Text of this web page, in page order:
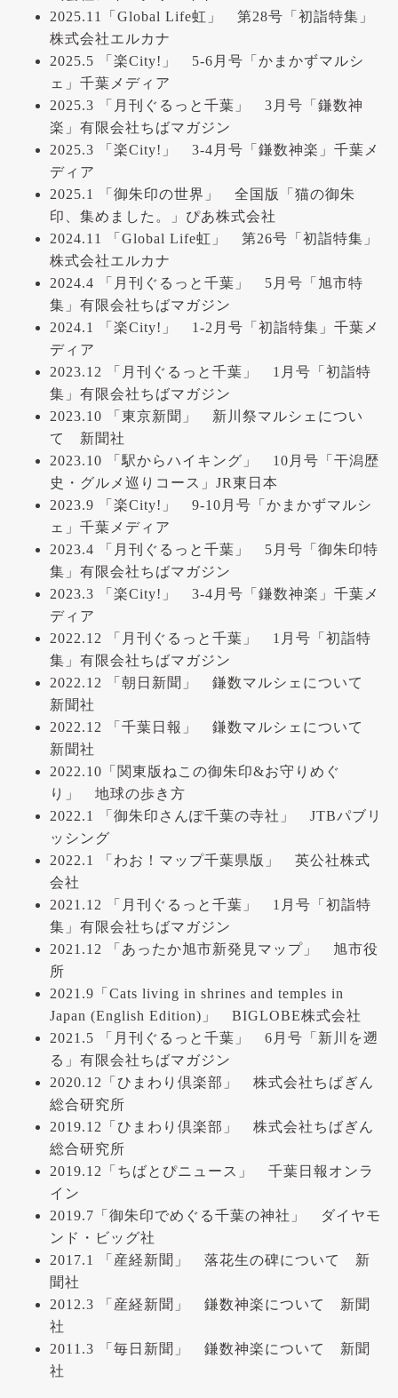
2025.11「Global Life虹」 第28号「初詣特集」
株式会社エルカナ
2025.5 「楽City!」 5-6月号「かまかずマルシ
ェ」千葉メディア
2025.3 「月刊ぐるっと千葉」 3月号「鎌数神
楽」有限会社ちばマガジン
2025.3 「楽City!」 3-4月号「鎌数神楽」千葉メ
ディア
2025.1 「御朱印の世界」 全国版「猫の御朱
印、集めました。」ぴあ株式会社
2024.11 「Global Life虹」 第26号「初詣特集」
株式会社エルカナ
2024.4 「月刊ぐるっと千葉」 5月号「旭市特
集」有限会社ちばマガジン
2024.1 「楽City!」 1-2月号「初詣特集」千葉メ
ディア
2023.12 「月刊ぐるっと千葉」 1月号「初詣特
集」有限会社ちばマガジン
2023.10 「東京新聞」 新川祭マルシェについ
て 新聞社
2023.10 「駅からハイキング」 10月号「干潟歴
史・グルメ巡りコース」JR東日本
2023.9 「楽City!」 9-10月号「かまかずマルシ
ェ」千葉メディア
2023.4 「月刊ぐるっと千葉」 5月号「御朱印特
集」有限会社ちばマガジン
2023.3 「楽City!」 3-4月号「鎌数神楽」千葉メ
ディア
2022.12 「月刊ぐるっと千葉」 1月号「初詣特
集」有限会社ちばマガジン
2022.12 「朝日新聞」 鎌数マルシェについて
新聞社
2022.12 「千葉日報」 鎌数マルシェについて
新聞社
2022.10「関東版ねこの御朱印&お守りめぐ
り」 地球の歩き方
2022.1 「御朱印さんぽ千葉の寺社」 JTBパブリ
ッシング
2022.1 「わお！マップ千葉県版」 英公社株式
会社
2021.12 「月刊ぐるっと千葉」 1月号「初詣特
集」有限会社ちばマガジン
2021.12 「あったか旭市新発見マップ」 旭市役
所
2021.9「Cats living in shrines and temples in
Japan (English Edition)」 BIGLOBE株式会社
2021.5 「月刊ぐるっと千葉」 6月号「新川を遡
る」有限会社ちばマガジン
2020.12「ひまわり倶楽部」 株式会社ちばぎん
総合研究所
2019.12「ひまわり倶楽部」 株式会社ちばぎん
総合研究所
2019.12「ちばとぴニュース」 千葉日報オンラ
イン
2019.7「御朱印でめぐる千葉の神社」 ダイヤモ
ンド・ビッグ社
2017.1 「産経新聞」 落花生の碑について 新
聞社
2012.3 「産経新聞」 鎌数神楽について 新聞
社
2011.3 「毎日新聞」 鎌数神楽について 新聞
社